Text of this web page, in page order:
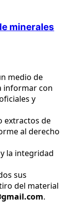
minerales
medio de
informar con
y
extractos de
al derecho
la integridad
sus
del material
.